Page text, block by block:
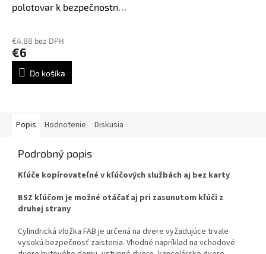
polotovar k bezpečnostnej
€4,88 bez DPH
€6
Do košíka
Popis Hodnotenie Diskusia
Podrobný popis
Kľúče kopírovateľné v kľúčových službách aj bez karty
BSZ kľúčom je možné otáčať aj pri zasunutom kľúči z
druhej strany
Cylindrická vložka FAB je určená na dvere vyžadujúce trvale
vysokú bezpečnosť zaistenia. Vhodné napríklad na vchodové